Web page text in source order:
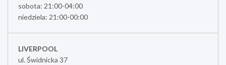
sobota: 21:00-04:00
niedziela: 21:00-00:00
LIVERPOOL
ul. Świdnicka 37